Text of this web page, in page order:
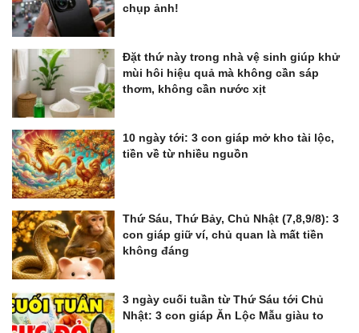
chụp ảnh!
Đặt thứ này trong nhà vệ sinh giúp khử
mùi hôi hiệu quả mà không cần sáp
thơm, không cần nước xịt
10 ngày tới: 3 con giáp mở kho tài lộc,
tiền về từ nhiều nguồn
Thứ Sáu, Thứ Bảy, Chủ Nhật (7,8,9/8): 3
con giáp giữ ví, chủ quan là mất tiền
không đáng
3 ngày cuối tuần từ Thứ Sáu tới Chủ
Nhật: 3 con giáp Ăn Lộc Mẫu giàu to